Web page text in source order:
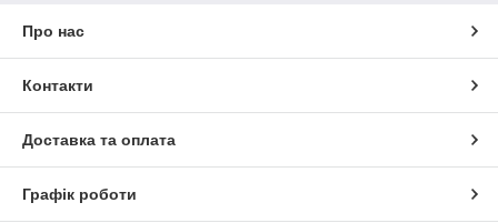
Про нас
Контакти
Доставка та оплата
Графік роботи